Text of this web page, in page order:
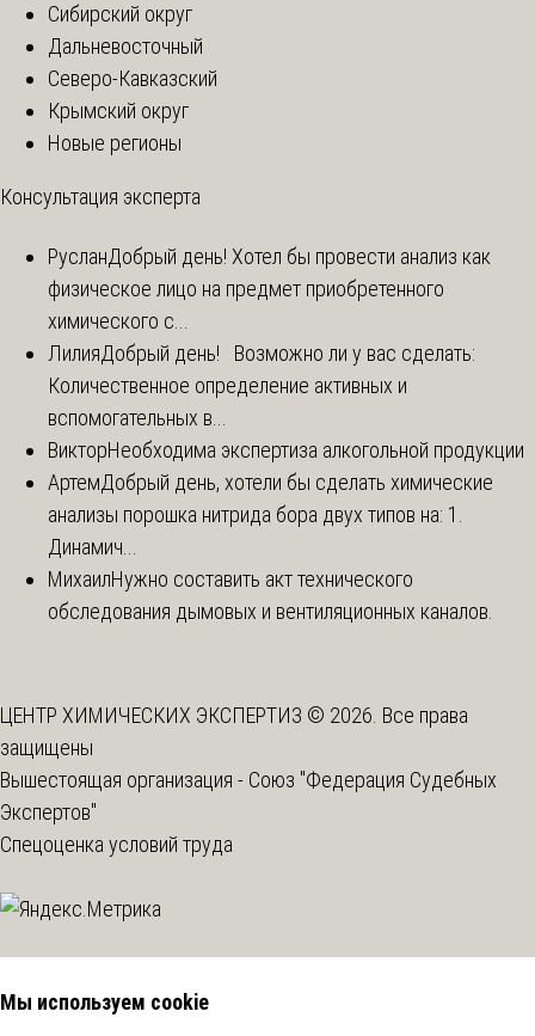
Сибирский округ
Дальневосточный
Северо-Кавказский
Крымский округ
Новые регионы
Консультация эксперта
РусланДобрый день! Хотел бы провести анализ как
физическое лицо на предмет приобретенного
химического с...
ЛилияДобрый день! Возможно ли у вас сделать:
Количественное определение активных и
вспомогательных в...
ВикторНеобходима экспертиза алкогольной продукции
АртемДобрый день, хотели бы сделать химические
анализы порошка нитрида бора двух типов на: 1.
Динамич...
МихаилНужно составить акт технического
обследования дымовых и вентиляционных каналов.
ЦЕНТР ХИМИЧЕСКИХ ЭКСПЕРТИЗ © 2026. Все права
защищены
Вышестоящая организация - Союз "Федерация Судебных
Экспертов"
Спецоценка условий труда
Мы используем cookie